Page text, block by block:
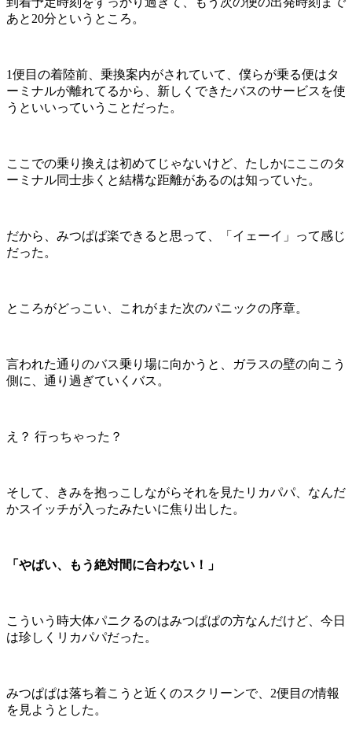
あと20分というところ。
1便目の着陸前、乗換案内がされていて、僕らが乗る便はタ
ーミナルが離れてるから、新しくできたバスのサービスを使
うといいっていうことだった。
ここでの乗り換えは初めてじゃないけど、たしかにここのタ
ーミナル同士歩くと結構な距離があるのは知っていた。
だから、みつぱぱ楽できると思って、「イェーイ」って感じ
だった。
ところがどっこい、これがまた次のパニックの序章。
言われた通りのバス乗り場に向かうと、ガラスの壁の向こう
側に、通り過ぎていくバス。
え？ 行っちゃった？
そして、きみを抱っこしながらそれを見たリカパパ、なんだ
かスイッチが入ったみたいに焦り出した。
「やばい、もう絶対間に合わない！」
こういう時大体パニクるのはみつぱぱの方なんだけど、今日
は珍しくリカパパだった。
みつぱぱは落ち着こうと近くのスクリーンで、2便目の情報
を見ようとした。